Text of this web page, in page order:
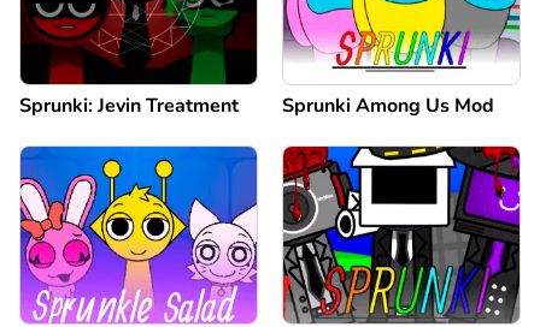
Sprunki: Jevin Treatment Sprunki Among Us Mod